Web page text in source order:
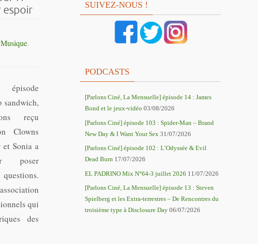
espoir
Musique,
épisode
sandwich,
reçu
Clowns
et Sonia a
poser
qui
des
SUIVEZ-NOUS !
PODCASTS
[Parlons Ciné, La Mensuelle] épisode 14 : James
Bond et le jeux-vidéo 03/08/2026
[Parlons Ciné] épisode 103 : Spider-Man – Brand
New Day & I Want Your Sex 31/07/2026
[Parlons Ciné] épisode 102 : L’Odyssée & Evil
Dead Burn 17/07/2026
EL PADRINO Mix N°64-3 juillet 2026 11/07/2026
[Parlons Ciné, La Mensuelle] épisode 13 : Steven
Spielberg et les Extra-terrestres – De Rencontres du
troisième type à Disclosure Day 06/07/2026